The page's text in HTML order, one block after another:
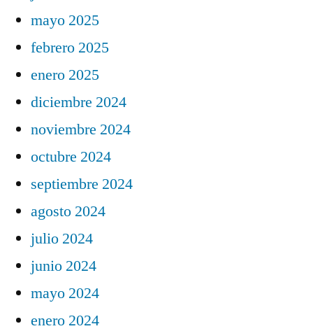
mayo 2025
febrero 2025
enero 2025
diciembre 2024
noviembre 2024
octubre 2024
septiembre 2024
agosto 2024
julio 2024
junio 2024
mayo 2024
enero 2024